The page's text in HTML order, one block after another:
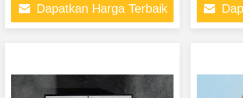
benturan dalam sistem
pengangkutan batubara
Dapatkan Harga Terbaik